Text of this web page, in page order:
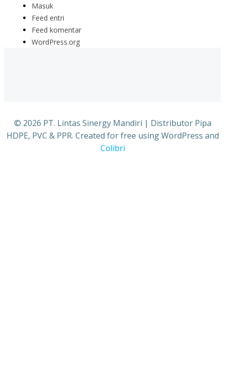
Masuk
Feed entri
Feed komentar
WordPress.org
© 2026 PT. Lintas Sinergy Mandiri | Distributor Pipa
HDPE, PVC & PPR. Created for free using WordPress and
Colibri